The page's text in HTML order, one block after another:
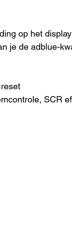
op het display
je de adblue-
SCR